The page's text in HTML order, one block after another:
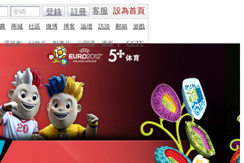
客服 設為首頁
登錄 註冊
商城 社區 微博 博客 論壇 訪談 郵箱 游戲
電視劇 紀錄片 動畫片 公開課 播客 |
CCTV